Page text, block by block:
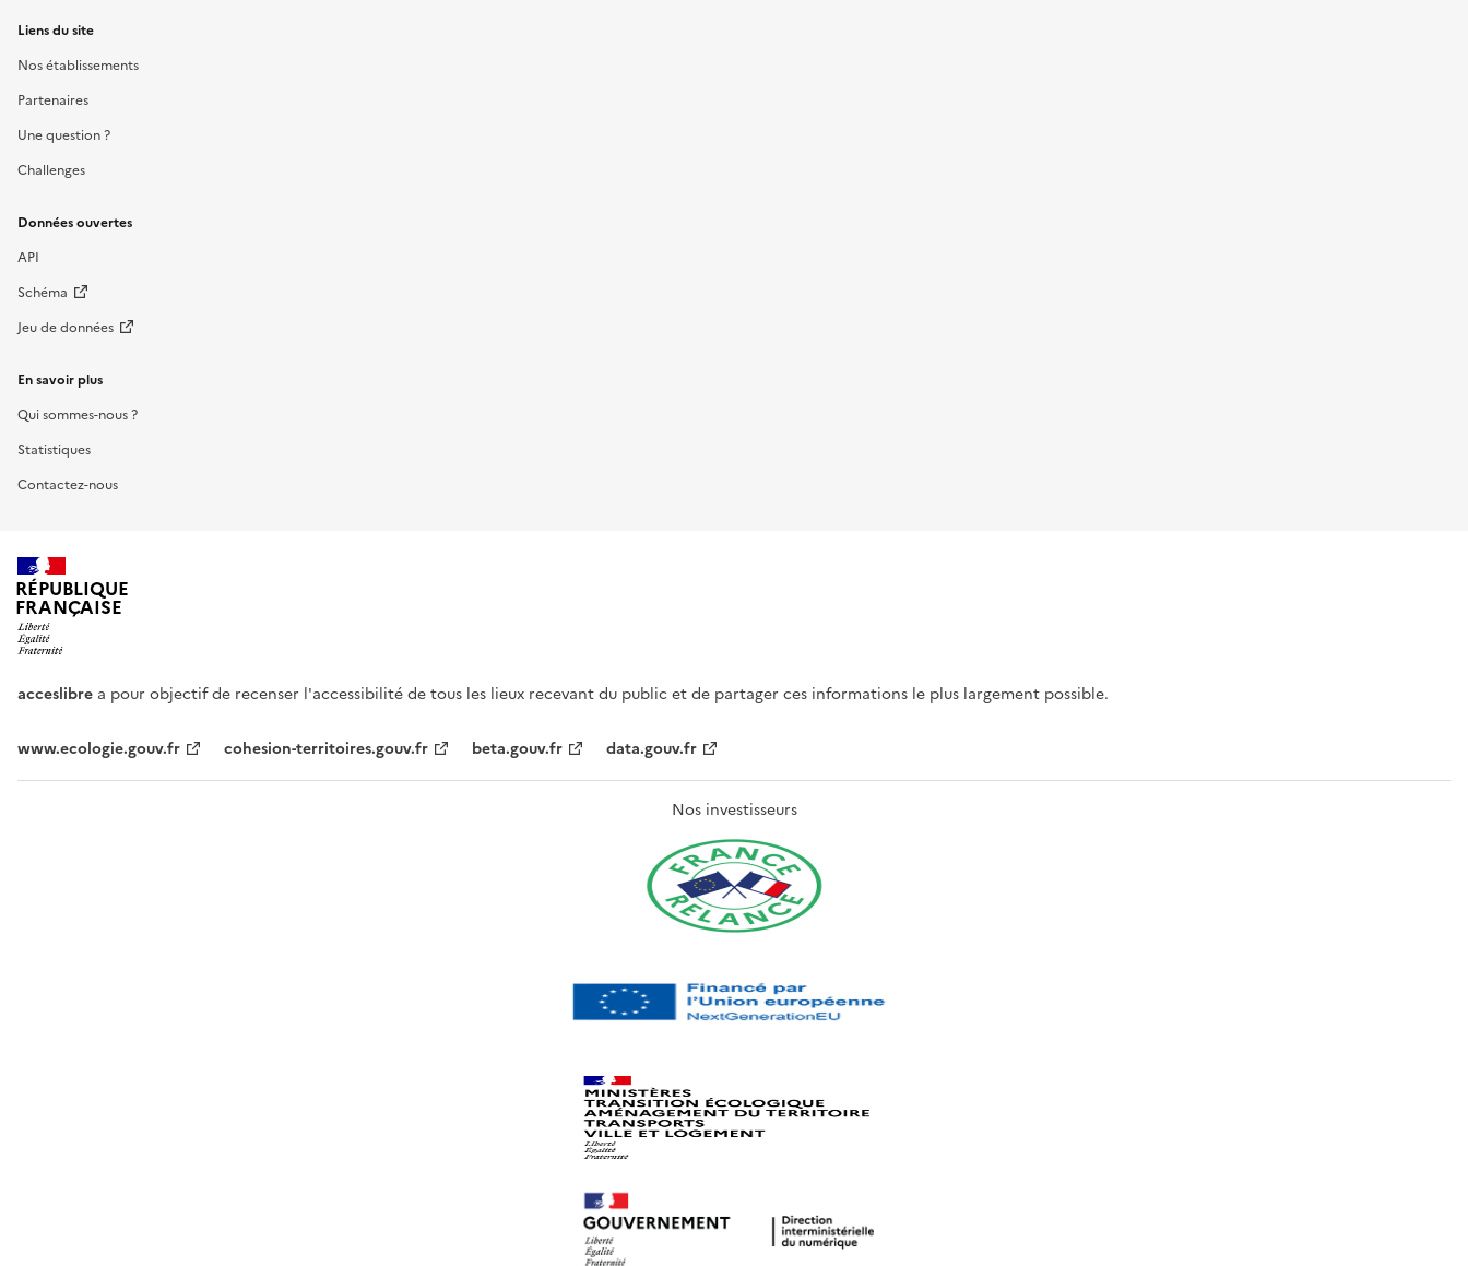
Liens du site
Nos établissements
Partenaires
Une question ?
Challenges
Données ouvertes
API
Schéma
Jeu de données
En savoir plus
Qui sommes-nous ?
Statistiques
Contactez-nous
RÉPUBLIQUE
FRANÇAISE
acceslibre a pour objectif de recenser l'accessibilité de tous les lieux recevant du public et de partager ces informations le plus largement possible.
www.ecologie.gouv.fr cohesion-territoires.gouv.fr beta.gouv.fr data.gouv.fr
Nos investisseurs